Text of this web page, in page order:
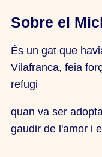
Sobre el
És un gat que
Vilafranca, feia
refugi
quan va ser
gaudir de l'amor i